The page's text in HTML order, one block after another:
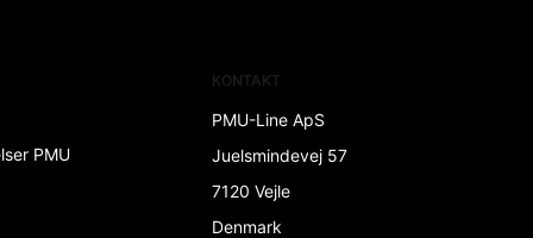
PMU
KONTAKT
PMU-Line ApS
Juelsmindevej 57
7120 Vejle
Denmark